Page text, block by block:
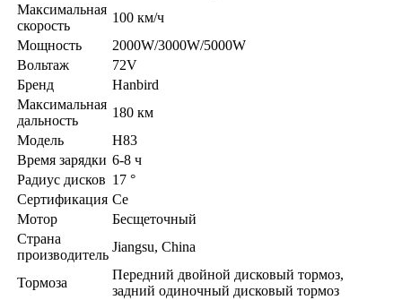
Максимальная
скорость
100 км/ч
Мощность
2000W/3000W/5000W
Вольтаж
72V
Бренд
Hanbird
Максимальная
дальность
180 км
Модель
H83
Время зарядки 6-8 ч
Радиус дисков 17 °
Сертификация Ce
Мотор
Бесщеточный
Страна
производитель
Jiangsu, China
Тормоза
Передний двойной дисковый тормоз,
задний одиночный дисковый тормоз